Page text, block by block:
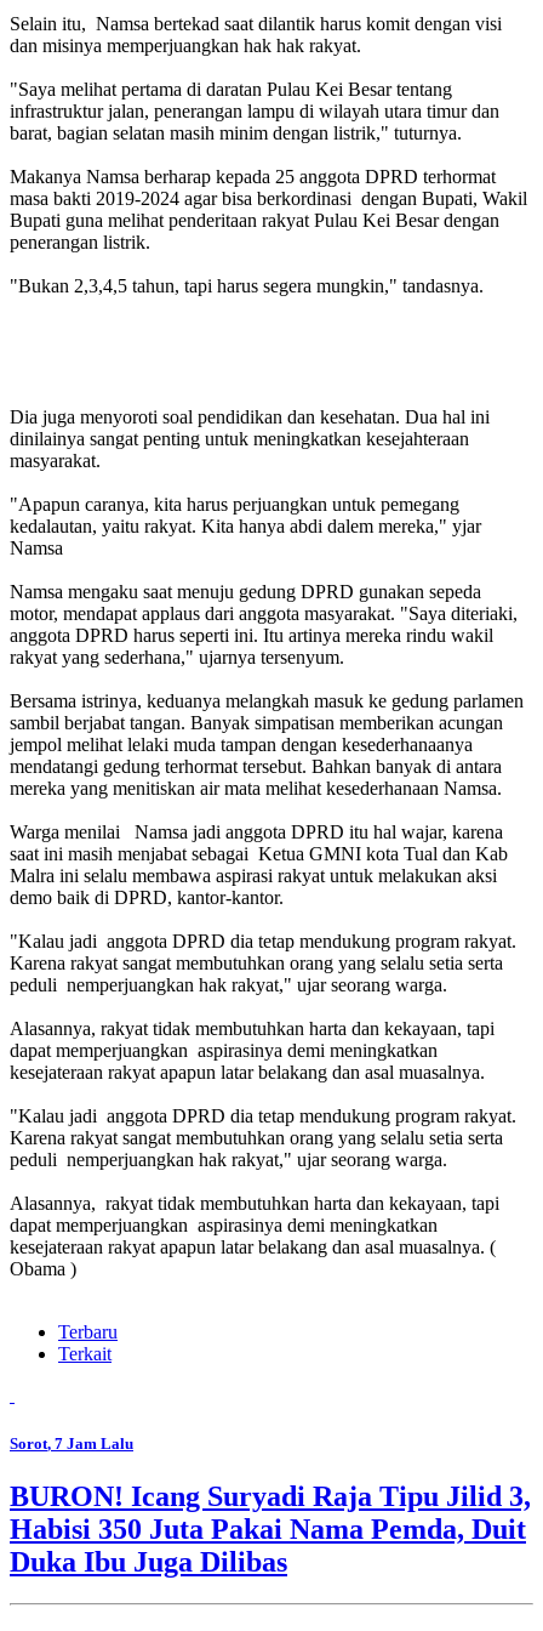
Selain itu, Namsa bertekad saat dilantik harus komit dengan visi
dan misinya memperjuangkan hak hak rakyat.
"Saya melihat pertama di daratan Pulau Kei Besar tentang
infrastruktur jalan, penerangan lampu di wilayah utara timur dan
barat, bagian selatan masih minim dengan listrik," tuturnya.
Makanya Namsa berharap kepada 25 anggota DPRD terhormat
masa bakti 2019-2024 agar bisa berkordinasi dengan Bupati, Wakil
Bupati guna melihat penderitaan rakyat Pulau Kei Besar dengan
penerangan listrik.
"Bukan 2,3,4,5 tahun, tapi harus segera mungkin," tandasnya.
Dia juga menyoroti soal pendidikan dan kesehatan. Dua hal ini
dinilainya sangat penting untuk meningkatkan kesejahteraan
masyarakat.
"Apapun caranya, kita harus perjuangkan untuk pemegang
kedalautan, yaitu rakyat. Kita hanya abdi dalem mereka," yjar
Namsa
Namsa mengaku saat menuju gedung DPRD gunakan sepeda
motor, mendapat applaus dari anggota masyarakat. "Saya diteriaki,
anggota DPRD harus seperti ini. Itu artinya mereka rindu wakil
rakyat yang sederhana," ujarnya tersenyum.
Bersama istrinya, keduanya melangkah masuk ke gedung parlamen
sambil berjabat tangan. Banyak simpatisan memberikan acungan
jempol melihat lelaki muda tampan dengan kesederhanaanya
mendatangi gedung terhormat tersebut. Bahkan banyak di antara
mereka yang menitiskan air mata melihat kesederhanaan Namsa.
Warga menilai Namsa jadi anggota DPRD itu hal wajar, karena
saat ini masih menjabat sebagai Ketua GMNI kota Tual dan Kab
Malra ini selalu membawa aspirasi rakyat untuk melakukan aksi
demo baik di DPRD, kantor-kantor.
"Kalau jadi anggota DPRD dia tetap mendukung program rakyat.
Karena rakyat sangat membutuhkan orang yang selalu setia serta
peduli nemperjuangkan hak rakyat," ujar seorang warga.
Alasannya, rakyat tidak membutuhkan harta dan kekayaan, tapi
dapat memperjuangkan aspirasinya demi meningkatkan
kesejateraan rakyat apapun latar belakang dan asal muasalnya.
"Kalau jadi anggota DPRD dia tetap mendukung program rakyat.
Karena rakyat sangat membutuhkan orang yang selalu setia serta
peduli nemperjuangkan hak rakyat," ujar seorang warga.
Alasannya, rakyat tidak membutuhkan harta dan kekayaan, tapi
dapat memperjuangkan aspirasinya demi meningkatkan
kesejateraan rakyat apapun latar belakang dan asal muasalnya. (
Obama )
Terbaru
Terkait
Sorot, 7 Jam Lalu
BURON! Icang Suryadi Raja Tipu Jilid 3,
Habisi 350 Juta Pakai Nama Pemda, Duit
Duka Ibu Juga Dilibas